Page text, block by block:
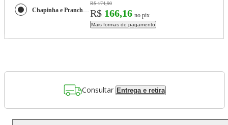
Chapinha e Prancha GA.MA Italy Gold Ion 3D 220°C com Emissão de Íons Negativos - Bivolt
R$ 174,90
R$ 166,16 no pix
Mais formas de pagamento
Consultar Entrega e retira